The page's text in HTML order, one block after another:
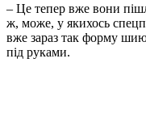
– Це тепер вже вони
ж, може, у якихось
вже зараз так форму
під руками.